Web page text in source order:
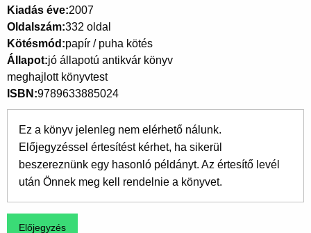
Kiadás éve 2007
Oldalszám 332 oldal
Kötésmód papír / puha kötés
Állapot jó állapotú antikvár könyv
meghajlott könyvtest
ISBN 9789633885024
Ez a könyv jelenleg nem elérhető nálunk.
Előjegyzéssel értesítést kérhet, ha sikerül
beszereznünk egy hasonló példányt. Az értesítő levél
után Önnek meg kell rendelnie a könyvet.